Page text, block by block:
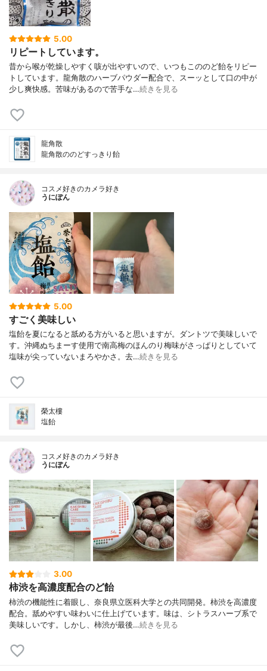
5.00
リピートしています。
昔から喉が乾燥しやすく咳が出やすいので、いつもこののど飴をリピー
トしています。龍角散のハーブパウダー配合で、スーッとして口の中が
少し爽快感。苦味があるので苦手な…続きを見る
龍角散
龍角散ののどすっきり飴
コスメ好きのカメラ好き
うにぽん
5.00
すごく美味しい
塩飴を夏になると舐める方がいると思いますが。ダントツで美味しいで
す。沖縄ぬちまーす使用で南高梅のほんのり梅味がさっぱりとしていて
塩味が尖っていないまろやかさ。去…続きを見る
榮太樓
塩飴
コスメ好きのカメラ好き
うにぽん
3.00
柿渋を高濃度配合のど飴
柿渋の機能性に着眼し、奈良県立医科大学との共同開発。柿渋を高濃度
配合。舐めやすい味わいに仕上げています。味は、シトラスハーブ系で
美味しいです。しかし、柿渋が最後…続きを見る